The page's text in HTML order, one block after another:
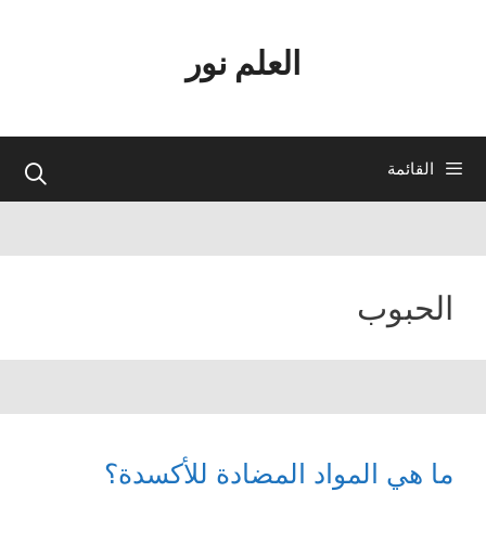
العلم نور
القائمة
الحبوب
ما هي المواد المضادة للأكسدة؟